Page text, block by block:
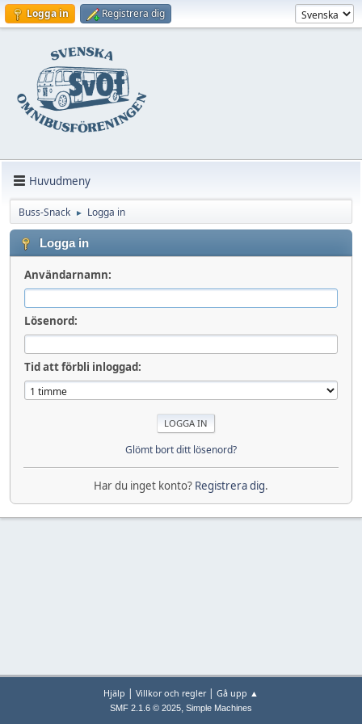
Logga in Registrera dig
Huvudmeny
Buss-Snack ► Logga in
Logga in
Användarnamn:
Lösenord:
Tid att förbli inloggad:
Glömt bort ditt lösenord?
Har du inget konto? Registrera dig.
Hjälp | Villkor och regler| Gå upp ▲
SMF 2.1.6 © 2025, Simple Machines